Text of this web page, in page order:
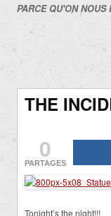
PARCE QU'ON NOUS
THE
0
PARTAGES
Tonight’s the night!!!